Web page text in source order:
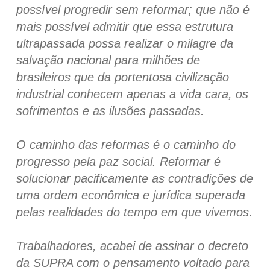
possível progredir sem reformar; que não é
mais possível admitir que essa estrutura
ultrapassada possa realizar o milagre da
salvação nacional para milhões de
brasileiros que da portentosa civilização
industrial conhecem apenas a vida cara, os
sofrimentos e as ilusões passadas.
O caminho das reformas é o caminho do
progresso pela paz social. Reformar é
solucionar pacificamente as contradições de
uma ordem econômica e jurídica superada
pelas realidades do tempo em que vivemos.
Trabalhadores, acabei de assinar o decreto
da SUPRA com o pensamento voltado para